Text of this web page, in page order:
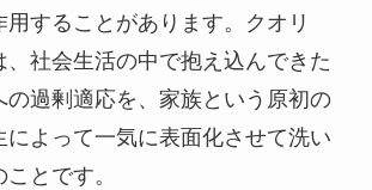
用することがあります。クオリ
、社会生活の中で抱え込んできた
の過剰適応を、家族という原初の
によって一気に表面化させて洗い
とです。